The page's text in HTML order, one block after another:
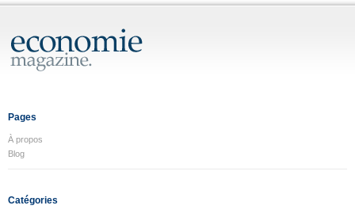
Pages
À propos
Blog
Catégories